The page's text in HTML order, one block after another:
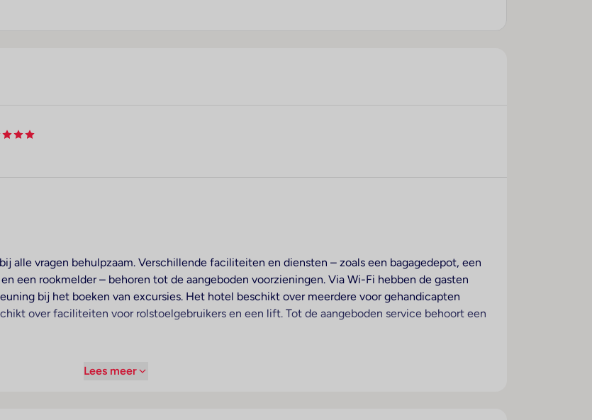
alle vragen behulpzaam. Verschillende faciliteiten en diensten – zoals een bagagedepot, een
een rookmelder – behoren tot de aangeboden voorzieningen. Via Wi-Fi hebben de gasten
bij het boeken van excursies. Het hotel beschikt over meerdere voor gehandicapten
over faciliteiten voor rolstoelgebruikers en een lift. Tot de aangeboden service behoort een
slaapbank. Extra bedden kunnen worden aangevraagd. De beste bescherming voor het
Lees meer